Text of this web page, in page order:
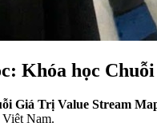
Khóa học
Giá Trị Value Stream
Nam.